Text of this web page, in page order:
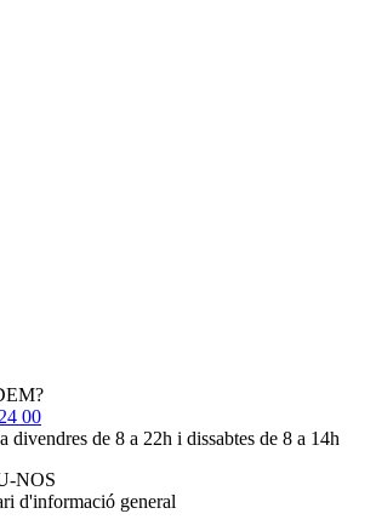
00
divendres de 8 a 22h i dissabtes de 8 a 14h
NOS
d'informació general